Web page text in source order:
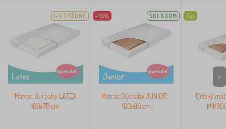
1-3 TÝŽDNĚ
Matrac Ourbaby LATEX
160x70 cm
-10% SKLADOM
Matrac Ourbaby JUNIOR -
160x80 cm
Tip
Detský
>